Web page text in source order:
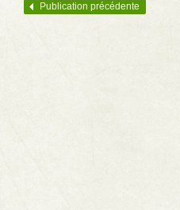
Navigation des articles
Publication précédente